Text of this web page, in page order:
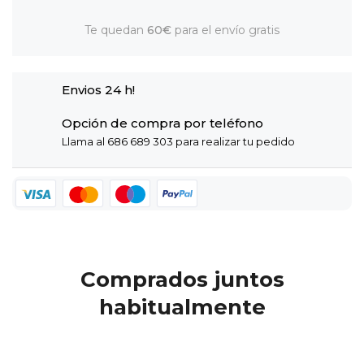
Te quedan 60€ para el envío gratis
Envios 24 h!
Opción de compra por teléfono
Llama al 686 689 303 para realizar tu pedido
Comprados juntos
habitualmente